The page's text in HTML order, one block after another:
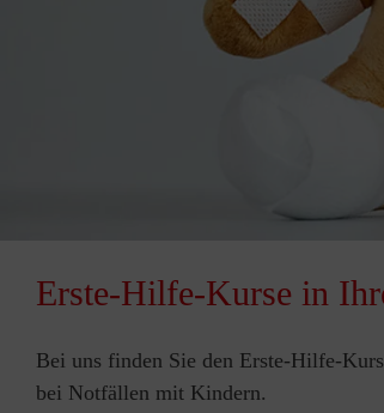
Erste-Hilfe-Kurse in
Bei uns finden Sie den Erste-Hilfe-
bei Notfällen mit Kindern.